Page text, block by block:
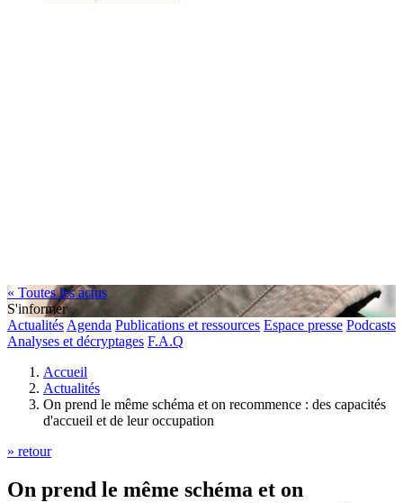
« Toutes les actus
S'informer
Actualités Agenda Publications et ressources Espace presse Podcasts
Analyses et décryptages F.A.Q
Accueil
Actualités
On prend le même schéma et on recommence : des capacités
d'accueil et de leur occupation
» retour
On prend le même schéma et on